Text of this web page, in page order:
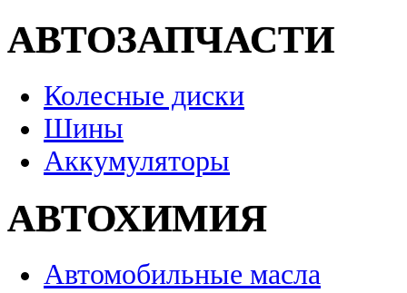
АВТОЗАПЧАСТИ
Колесные диски
Шины
Аккумуляторы
АВТОХИМИЯ
Автомобильные масла